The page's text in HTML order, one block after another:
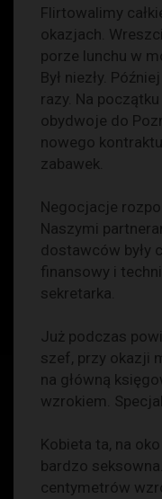
Flirtowalimy
okazjach.
porze lunchu w
Był niezły.
razy. Na
obydwoje do
nowego
zabawek.
Negocjacje
Naszymi
dostawców były
finansowy i
sekretarka.
Już podczas
szef, przy okazji
na główną
wzrokiem.
Kobieta ta, na
bardzo
centymetrów